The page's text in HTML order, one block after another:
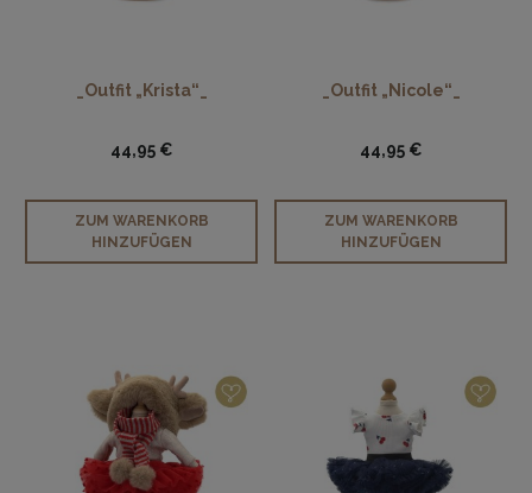
_Outfit „Krista“_
44,95 €
ZUM WARENKORB
HINZUFÜGEN
_Outfit „Nicole“_
44,95 €
ZUM WARENKORB
HINZUFÜGEN